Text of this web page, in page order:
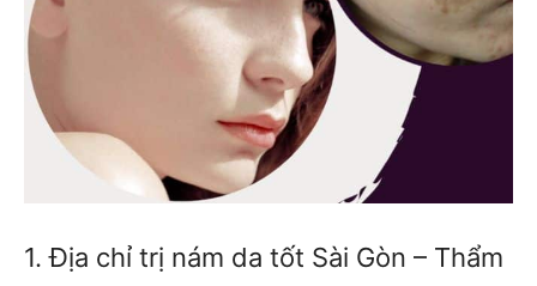
1. Địa chỉ trị nám da tốt Sài Gòn – Thẩm